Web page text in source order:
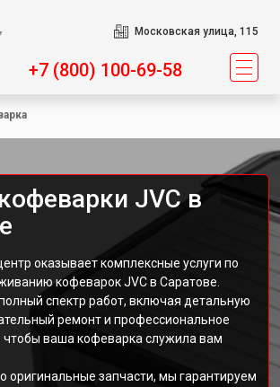
Московская улица, 115
+7 (800) 100-69-58
JVC в
оказывает комплексные услуги по
кофеварок JVC в Саратове.
спектр работ, включая детальную
ремонт и профессиональное
чтобы ваша кофеварка служила вам
оригинальные запчасти, мы гарантируем